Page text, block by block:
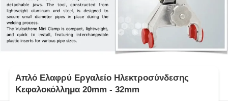
Απλό Ελαφρύ Εργαλείο Ηλεκτροσύνδεσης
Κεφαλοκόλλημα 20mm - 32mm